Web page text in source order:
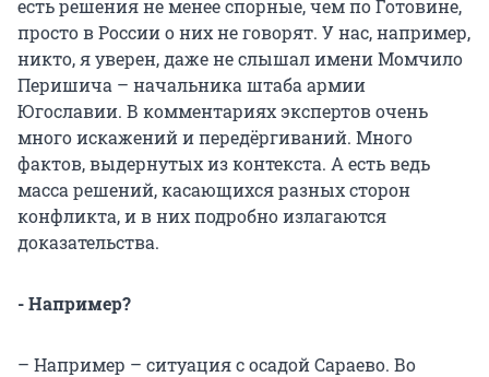
есть решения не менее спорные, чем по Готовине,
просто в России о них не говорят. У нас, например,
никто, я уверен, даже не слышал имени Момчило
Перишича – начальника штаба армии
Югославии. В комментариях экспертов очень
много искажений и передёргиваний. Много
фактов, выдернутых из контекста. А есть ведь
масса решений, касающихся разных сторон
конфликта, и в них подробно излагаются
доказательства.
- Например?
– Например – ситуация с осадой Сараево. Во